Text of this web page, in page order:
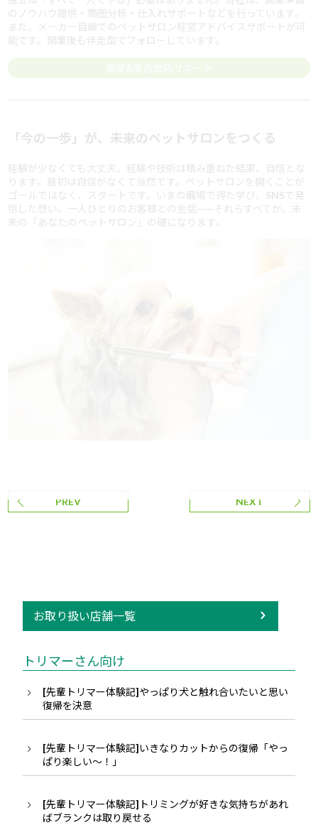
のノウハウ提供・商圏分析・仕入れサポートなどを行っています。
また、メーカー目線でのペットサロン経営アドバイスサポートが可
能です。開業後も伴走型でフォローしています。
「今の一歩」が、未来のペットサロンをつくる
経験が少なくても大丈夫。経験や技術は積み重ねた結果、自信とな
ります。最初は自信がなくて当然です。ペットサロンを開くことが
ゴールではなく、スタートです。いまの職場で得た学び、SNSで発
信した想い、一人ひとりのお客様との会話——それらすべてが、未
来の「あなたのペットサロン」の礎になります。
PREV NEXT
お取り扱い店舗一覧
トリマーさん向け
[先輩トリマー体験記]やっぱり犬と触れ合いたいと思い
復帰を決意
[先輩トリマー体験記]いきなりカットからの復帰「やっ
ぱり楽しい〜！」
[先輩トリマー体験記]トリミングが好きな気持ちがあれ
ばブランクは取り戻せる